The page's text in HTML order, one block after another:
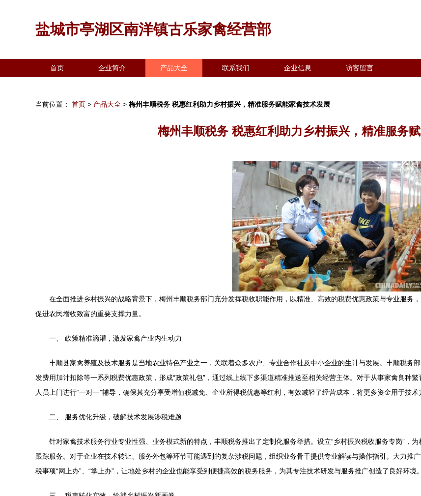
盐城市亭湖区南洋镇古乐家禽经营部
首页 企业简介 产品大全 联系我们 企业信息 访客留言
当前位置： 首页 > 产品大全 > 梅州丰顺税务 税惠红利助力乡村振兴，精准服务赋能家禽技术发展
梅州丰顺税务 税惠红利助力乡村振兴，精准服务
在全面推进乡村振兴的战略背景下，梅州丰顺税务部门充分发挥税收职能作用，以精准、高效的税费优惠政策与专业服务
促进农民增收致富的重要支撑力量。
一、 政策精准滴灌，激发家禽产业内生动力
丰顺县家禽养殖及技术服务是当地农业特色产业之一，关联着众多农户、专业合作社及中小企业的生计与发展。丰顺税务
发费用加计扣除等一系列税费优惠政策，形成“政策礼包”，通过线上线下多渠道精准推送至相关经营主体。对于从事家禽良种
人员上门进行“一对一”辅导，确保其充分享受增值税减免、企业所得税优惠等红利，有效减轻了经营成本，将更多资金用于技
二、 服务优化升级，破解技术发展涉税难题
针对家禽技术服务行业专业性强、业务模式新的特点，丰顺税务推出了定制化服务举措。设立“乡村振兴税收服务专岗”，
跟踪服务。对于企业在技术转让、服务外包等环节可能遇到的复杂涉税问题，组织业务骨干提供专业解读与操作指引。大力推
税事项“网上办”、“掌上办”，让地处乡村的企业也能享受到便捷高效的税务服务，为其专注技术研发与服务推广创造了良好环境。